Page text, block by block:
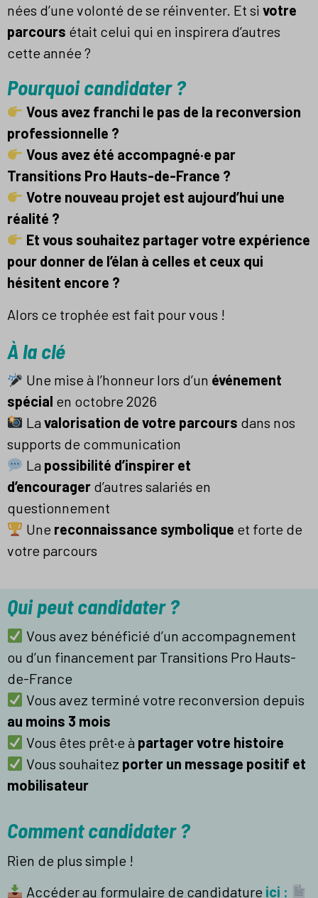
nées d’une volonté de se réinventer. Et si votre
parcours était celui qui en inspirera d’autres
cette année ?
Pourquoi candidater ?
Vous avez franchi le pas de la reconversion
professionnelle ?
Vous avez été accompagné·e par
Transitions Pro Hauts-de-France ?
Votre nouveau projet est aujourd’hui une
réalité ?
Et vous souhaitez partager votre expérience
pour donner de l’élan à celles et ceux qui
hésitent encore ?
Alors ce trophée est fait pour vous !
À la clé
Une mise à l’honneur lors d’un événement
spécial en octobre 2026
La valorisation de votre parcours dans nos
supports de communication
La possibilité d’inspirer et
d’encourager d’autres salariés en
questionnement
Une reconnaissance symbolique et forte de
votre parcours
Qui peut candidater ?
Vous avez bénéficié d’un accompagnement
ou d’un financement par Transitions Pro Hauts-
de-France
Vous avez terminé votre reconversion depuis
au moins 3 mois
Vous êtes prêt·e à partager votre histoire
Vous souhaitez porter un message positif et
mobilisateur
Comment candidater ?
Rien de plus simple !
Accéder au formulaire de candidature ici :